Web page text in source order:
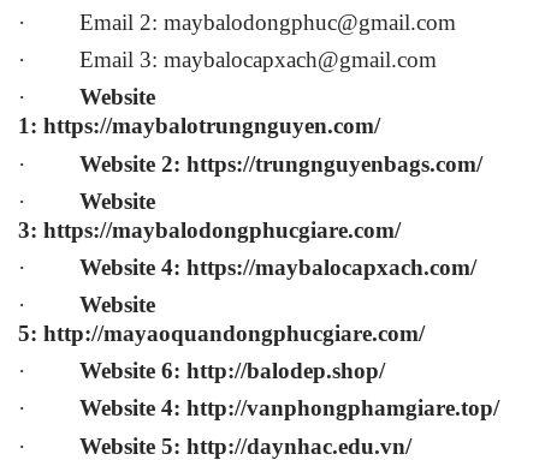
· Email 2: maybalodongphuc@gmail.com
· Email 3: maybalocapxach@gmail.com
· Website
1: https://maybalotrungnguyen.com/
· Website 2: https://trungnguyenbags.com/
· Website
3: https://maybalodongphucgiare.com/
· Website 4: https://maybalocapxach.com/
· Website
5: http://mayaoquandongphucgiare.com/
· Website 6: http://balodep.shop/
· Website 4: http://vanphongphamgiare.top/
· Website 5: http://daynhac.edu.vn/